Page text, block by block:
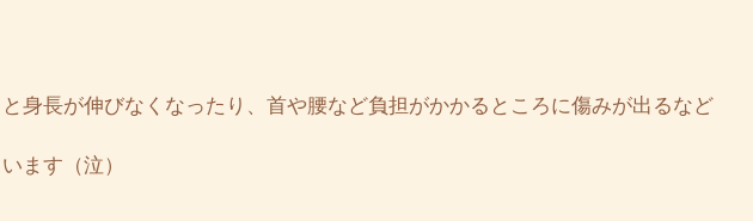
身長が伸びなくなったり、首や腰など負担がかかるところに傷みが出るなど
ます（泣）